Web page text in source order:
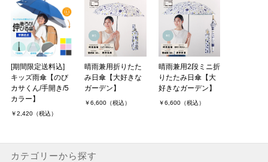
[期間限定送料込]
キッズ雨傘【のび
カサくん/手開き/5
カラー】
￥2,420（税込）
晴雨兼用折りたた
み日傘【大好きな
ガーデン】
￥6,600（税込）
晴雨兼用2段ミニ折
りたたみ日傘【大
好きなガーデン】
￥6,600（税込）
カテゴリーから探す